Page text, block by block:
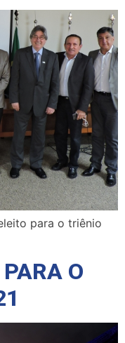
para o triênio
O